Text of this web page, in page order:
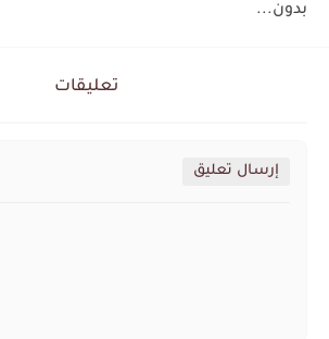
بدون...
تعليقات
إرسال تعليق